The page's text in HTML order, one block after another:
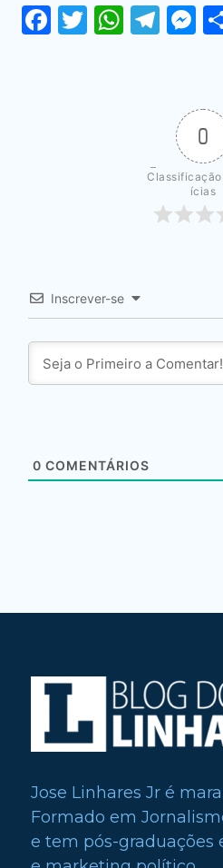
Facebook
Twitter
0
ícias
Inscrever-se
0 COMENTÁRIOS
Jose Linhares Jr é
Formado em
e tem pós-graduações